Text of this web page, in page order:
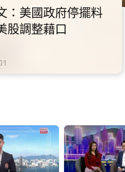
2028年底前當局提
3000支高速充電樁